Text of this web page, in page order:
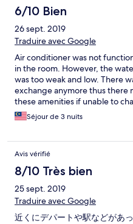
6/10 Bien
26 sept. 2019
Traduire avec Google
Air conditioner was not
in the room. However, the
was too weak and low. There
exchange anymore thus there
these amenities if unable to
of this hotel because it is
Séjour de 3 nuits
Avis vérifié
8/10 Très bien
25 sept. 2019
Traduire avec Google
近くにデパートや駅などがあ